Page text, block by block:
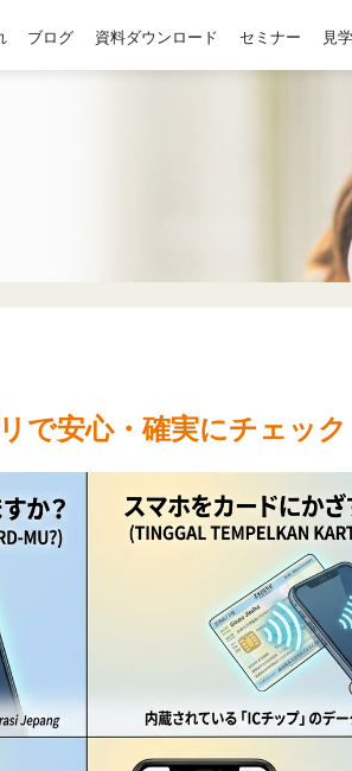
ブログ 資料ダウンロード セミナー 見
で安心・確実にチェック